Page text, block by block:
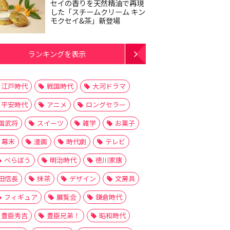
セイの香りを天然精油で再現
した「スチームクリーム キン
モクセイ&茶」新登場
ランキングを表示
江戸時代 戦国時代
大河ドラマ
平安時代
アニメ
ロングセラー
武将
スイーツ 雑学
お菓子
幕末
漫画 時代劇
テレビ
べらぼう
明治時代
徳川家康
信長
抹茶 デザイン
文房具
フィギュア
展覧会
鎌倉時代
豊臣秀吉
豊臣兄弟！
昭和時代